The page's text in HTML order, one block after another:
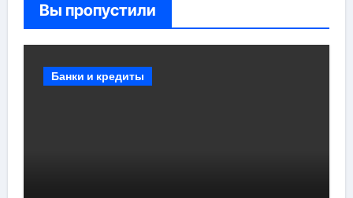
Вы пропустили
Банки и кредиты